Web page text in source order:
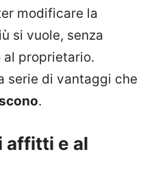
modificare la
si vuole, senza
al proprietario.
serie di vantaggi che
.
affitti e al